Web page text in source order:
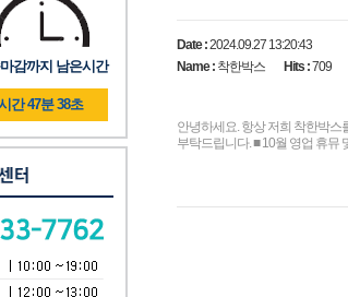
Date :2024.09.27 13:20:43
Name : 착한박스 Hits :709
안녕하세요. 항상 저희 착한박스
부탁드립니다. ■ 10월 영업 휴뮤
감까지 남은시간
간 47분 38초